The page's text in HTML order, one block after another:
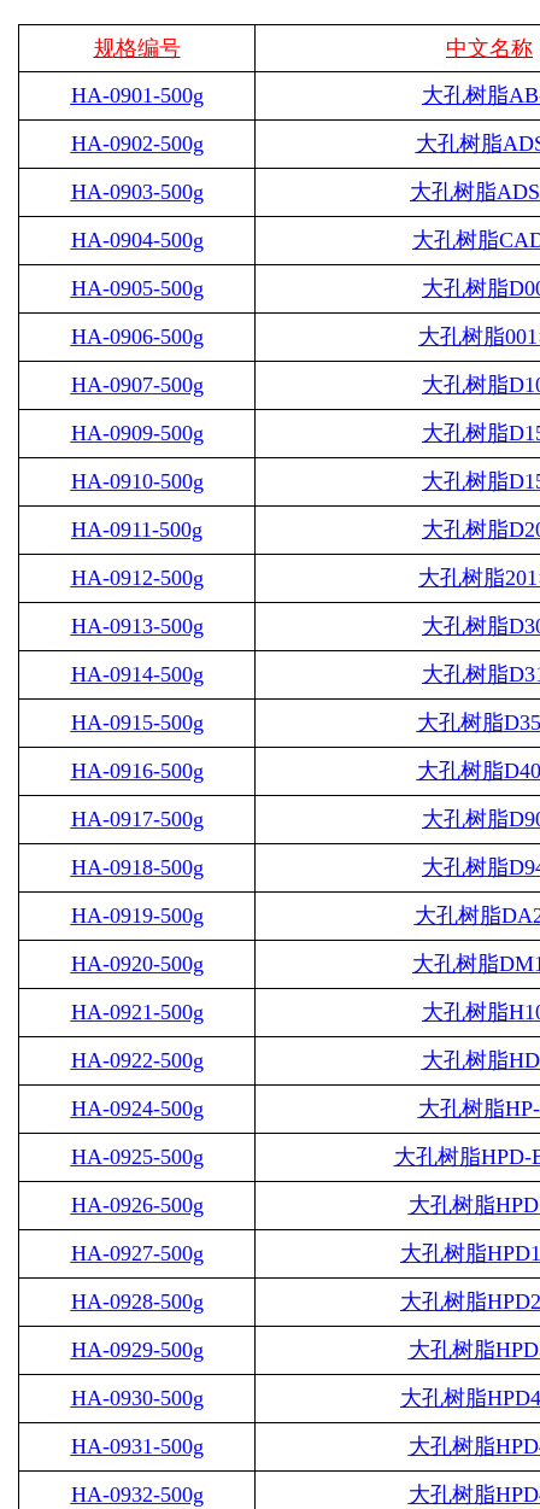
规格编号
中文名称
HA-0901-500g
大孔树脂
HA-0902-500g
大孔树脂
HA-0903-500g
大孔树脂
HA-0904-500g
大孔树脂
HA-0905-500g
大孔树脂
HA-0906-500g
大孔树脂
HA-0907-500g
大孔树脂
HA-0909-500g
大孔树脂
HA-0910-500g
大孔树脂
HA-0911-500g
大孔树脂
HA-0912-500g
大孔树脂
HA-0913-500g
大孔树脂
HA-0914-500g
大孔树脂
HA-0915-500g
大孔树脂
HA-0916-500g
大孔树脂
HA-0917-500g
大孔树脂
HA-0918-500g
大孔树脂
HA-0919-500g
大孔树脂
HA-0920-500g
大孔树脂
HA-0921-500g
大孔树脂
HA-0922-500g
大孔树脂
HA-0924-500g
大孔树脂
HA-0925-500g
大孔树脂HPD-
HA-0926-500g
大孔树脂
HA-0927-500g
大孔树脂
HA-0928-500g
大孔树脂
HA-0929-500g
大孔树脂
HA-0930-500g
大孔树脂
HA-0931-500g
大孔树脂
HA-0932-500g
大孔树脂